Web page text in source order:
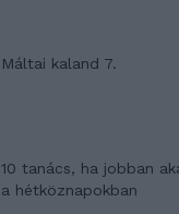
Máltai kaland 7.
10 tanács, ha jobban
a hétköznapokban